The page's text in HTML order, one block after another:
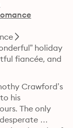
holiday
fiancée, and
Crawford’s
his
The only